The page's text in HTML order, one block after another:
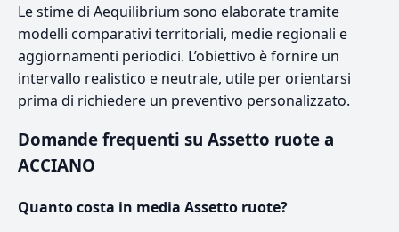
Le stime di Aequilibrium sono elaborate tramite
modelli comparativi territoriali, medie regionali e
aggiornamenti periodici. L’obiettivo è fornire un
intervallo realistico e neutrale, utile per orientarsi
prima di richiedere un preventivo personalizzato.
Domande frequenti su Assetto ruote a
ACCIANO
Quanto costa in media Assetto ruote?